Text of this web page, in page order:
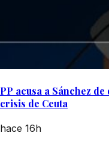
PP acusa a Sánchez
crisis de Ceuta
hace 16h